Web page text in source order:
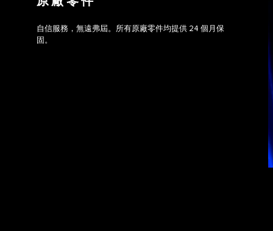
自信服務，無遠弗屆。所有原廠零件均提供 24 個月保
固。